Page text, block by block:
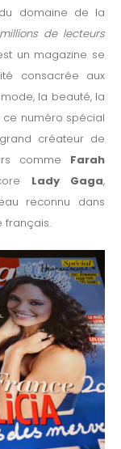
domaine de la
de lecteurs
un magazine se
consacrée aux
la beauté, la
numéro spécial
créateur de
comme Farah
Lady Gaga,
reconnu dans
français.